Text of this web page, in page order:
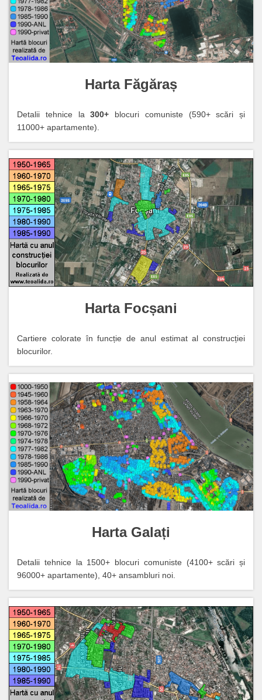
Harta Făgăraș
Detalii tehnice la300+ blocuri comuniste (590+ scări și
11000+ apartamente).
Harta Focșani
Cartiere colorate în funcție de anul estimat al construcției
blocurilor.
Harta Galați
Detalii tehnice la 1500+ blocuri comuniste (4100+ scări și
96000+ apartamente), 40+ ansambluri noi.